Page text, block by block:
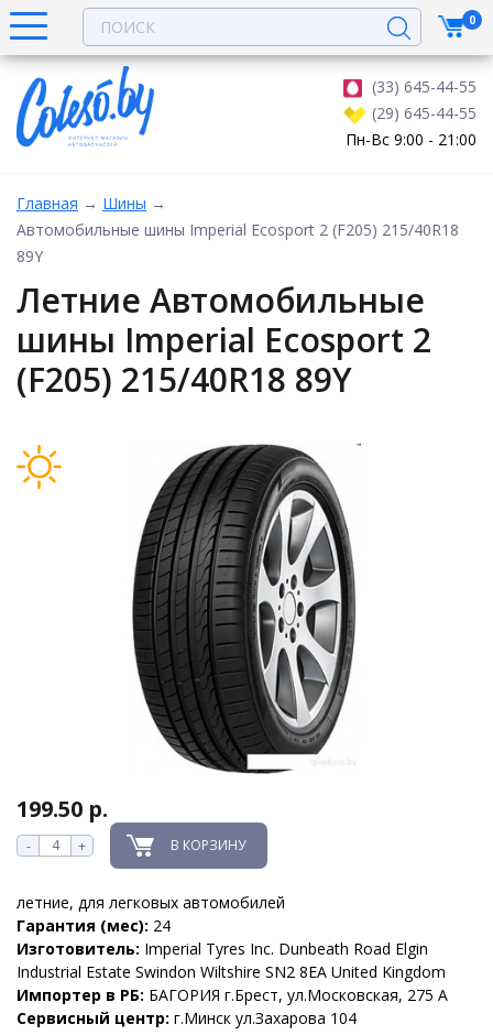
(33) 645-44-55
(29) 645-44-55
Пн-Вс 9:00 - 21:00
0
Главная → Шины →
Автомобильные шины Imperial Ecosport 2 (F205) 215/40R18
89Y
Летние Автомобильные
шины Imperial Ecosport 2
(F205) 215/40R18 89Y
199.50 р.
- + В КОРЗИНУ
летние, для легковых автомобилей
Гарантия (мес): 24
Изготовитель: Imperial Tyres Inc. Dunbeath Road Elgin
Industrial Estate Swindon Wiltshire SN2 8EA United Kingdom
Импортер в РБ: БАГОРИЯ г.Брест, ул.Московская, 275 А
Сервисный центр: г.Минск ул.Захарова 104